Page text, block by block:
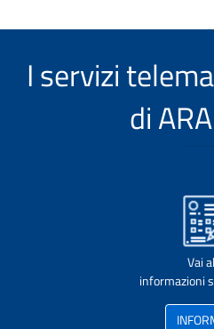
I servizi
di
Vai
informazioni